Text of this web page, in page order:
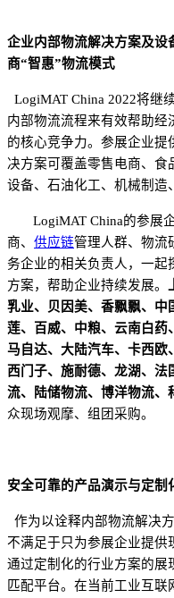
企业内部物流解决方案及设
商“智惠”物流模式
LogiMAT China 2022将继
内部物流流程来有效帮助经
的核心竞争力。 参展企业提
决方案可覆盖零售电商、食
设备、石油化工、机械制造
LogiMAT China的参展
商、 供应链管理人群、物流
务企业的相关负责人，一起
方案，帮助企业持续发展。
乳业、贝因美、香飘飘、中
莲、百威、中粮、云南白药
马自达、大陆汽车、卡西欧
西门子、施耐德、龙湖、
流、陆储物流、博洋物流、
众现场观摩、 组团采购。
安全可靠的产品演示与定制
作为以诠释内部物流解决
不满足于只为参展企业提供
通过定制化的行业方案的展
匹配平台。在当前工业互联